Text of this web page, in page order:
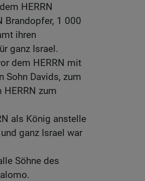
HERRN
Brandopfer, 1 000
ihren
ganz Israel.
dem HERRN mit
Sohn Davids, zum
zum
als König anstelle
ganz Israel war
Söhne des